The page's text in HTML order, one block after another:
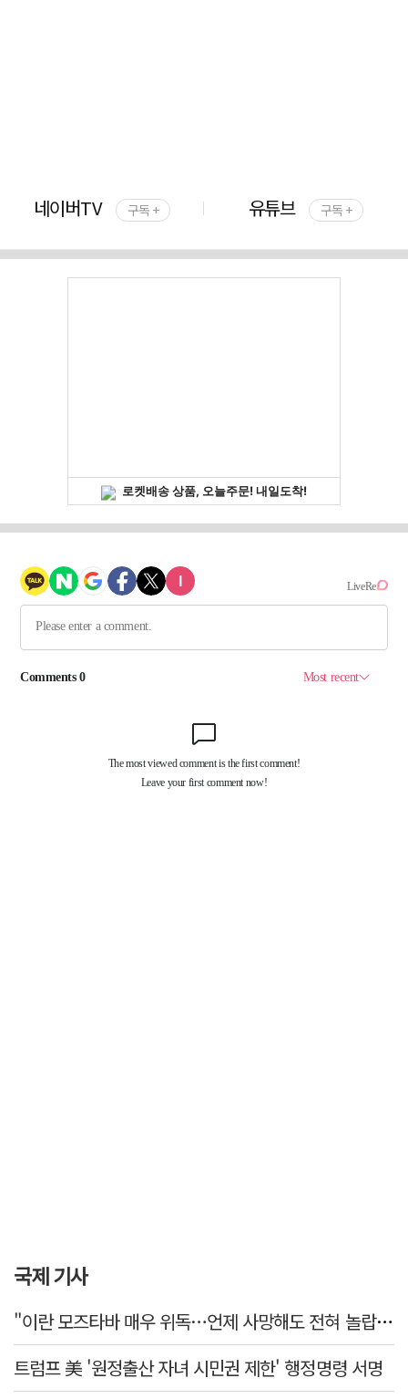
네이버TV 구독 + 유튜브 구독 +
국제 기사
"이란 모즈타바 매우 위독…언제 사망해도 전혀 놀랍지 않아"
트럼프 美 '원정출산 자녀 시민권 제한' 행정명령 서명